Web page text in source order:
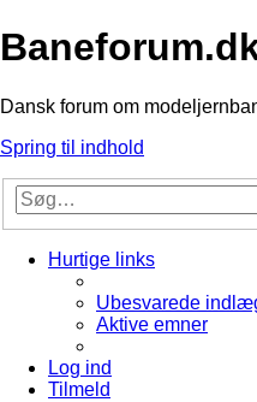
Dansk forum om
Spring til indhold
Hurtige links
Ubesvarede
Aktive emner
Log ind
Tilmeld